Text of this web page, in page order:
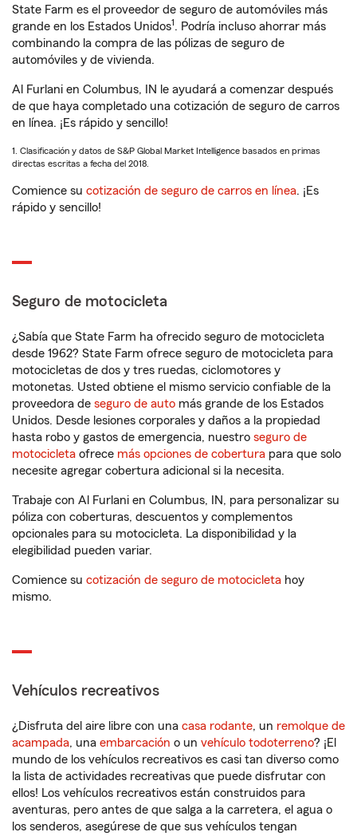
State Farm es el proveedor de seguro de automóviles más
grande en los Estados Unidos1. Podría incluso ahorrar más
combinando la compra de las pólizas de seguro de
automóviles y de vivienda.
Al Furlani en Columbus, IN le ayudará a comenzar después
de que haya completado una cotización de seguro de carros
en línea. ¡Es rápido y sencillo!
1. Clasificación y datos de S&P Global Market Intelligence basados en primas
directas escritas a fecha del 2018.
Comience su cotización de seguro de carros en línea. ¡Es
rápido y sencillo!
Seguro de motocicleta
¿Sabía que State Farm ha ofrecido seguro de motocicleta
desde 1962? State Farm ofrece seguro de motocicleta para
motocicletas de dos y tres ruedas, ciclomotores y
motonetas. Usted obtiene el mismo servicio confiable de la
proveedora de seguro de auto más grande de los Estados
Unidos. Desde lesiones corporales y daños a la propiedad
hasta robo y gastos de emergencia, nuestro seguro de
motocicleta ofrece más opciones de cobertura para que solo
necesite agregar cobertura adicional si la necesita.
Trabaje con Al Furlani en Columbus, IN, para personalizar su
póliza con coberturas, descuentos y complementos
opcionales para su motocicleta. La disponibilidad y la
elegibilidad pueden variar.
Comience su cotización de seguro de motocicleta hoy
mismo.
Vehículos recreativos
¿Disfruta del aire libre con una casa rodante, un remolque de
acampada, una embarcación o un vehículo todoterreno? ¡El
mundo de los vehículos recreativos es casi tan diverso como
la lista de actividades recreativas que puede disfrutar con
ellos! Los vehículos recreativos están construidos para
aventuras, pero antes de que salga a la carretera, el agua o
los senderos, asegúrese de que sus vehículos tengan